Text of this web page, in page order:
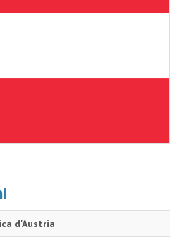
d'Austria